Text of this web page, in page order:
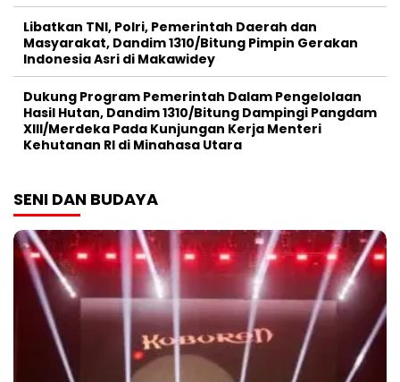
Libatkan TNI, Polri, Pemerintah Daerah dan
Masyarakat, Dandim 1310/Bitung Pimpin Gerakan
Indonesia Asri di Makawidey
Dukung Program Pemerintah Dalam Pengelolaan
Hasil Hutan, Dandim 1310/Bitung Dampingi Pangdam
XIII/Merdeka Pada Kunjungan Kerja Menteri
Kehutanan RI di Minahasa Utara
SENI DAN BUDAYA